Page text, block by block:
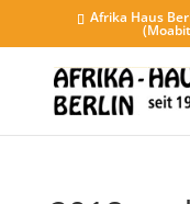
Afrika Haus